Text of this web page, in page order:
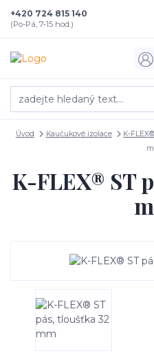
+420 724 815 140
(Po-Pá, 7-15 hod.)
Úvod Kaučukové izolace K-
K-FLEX® ST